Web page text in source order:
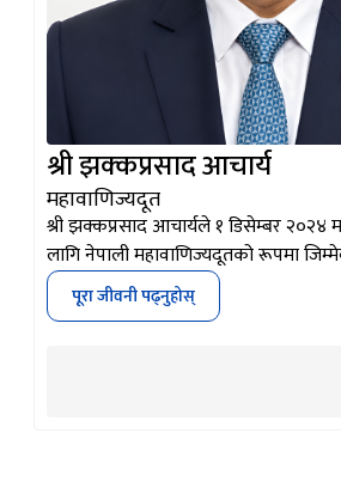
श्री झक्कप्रसाद आचार्य
महावाणिज्यदूत
श्री झक्कप्रसाद आचार्यले १ डिसेम्बर २०२४
लागि नेपाली महावाणिज्यदूतको रूपमा
पूरा जीवनी पढ्नुहोस्